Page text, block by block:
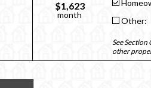
$1,623
month
Other:
See
other